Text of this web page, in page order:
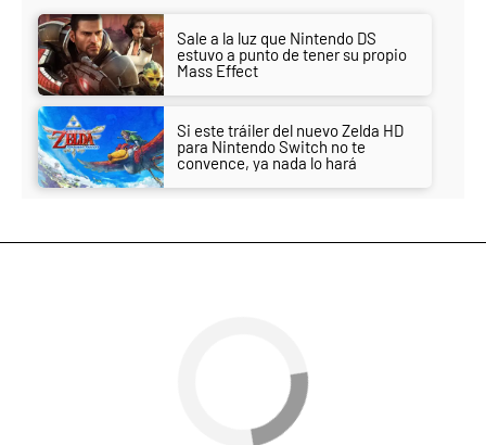
Sale a la luz que Nintendo DS
estuvo a punto de tener su propio
Mass Effect
Si este tráiler del nuevo Zelda HD
para Nintendo Switch no te
convence, ya nada lo hará